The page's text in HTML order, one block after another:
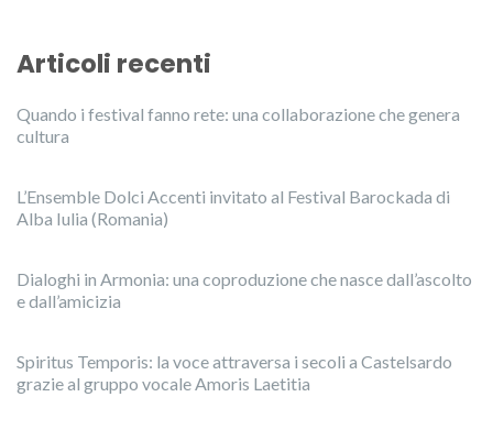
Articoli recenti
Quando i festival fanno rete: una collaborazione che genera
cultura
L’Ensemble Dolci Accenti invitato al Festival Barockada di
Alba Iulia (Romania)
Dialoghi in Armonia: una coproduzione che nasce dall’ascolto
e dall’amicizia
Spiritus Temporis: la voce attraversa i secoli a Castelsardo
grazie al gruppo vocale Amoris Laetitia